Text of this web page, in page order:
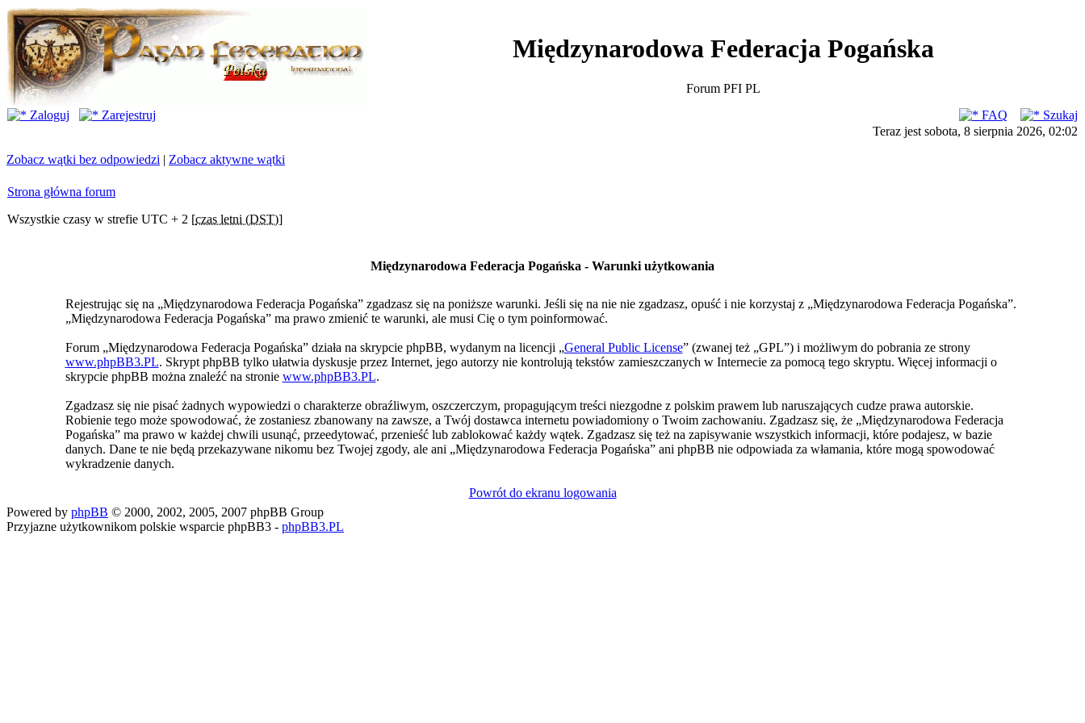
Międzynarodowa Federacja Pogańska
Forum PFI PL
Zaloguj
Zarejestruj FAQ
Szukaj
Teraz jest sobota, 8 sierpnia 2026, 02:02
Zobacz wątki bez odpowiedzi | Zobacz aktywne wątki
Strona główna forum
Wszystkie czasy w strefie UTC + 2 [czas letni (DST)]
Międzynarodowa Federacja Pogańska - Warunki użytkowania
Rejestrując się na „Międzynarodowa Federacja Pogańska” zgadzasz się na poniższe warunki. Jeśli się na nie nie zgadzasz, opuść i nie korzystaj z „Międzynarodowa Federacja Pogańska”.
„Międzynarodowa Federacja Pogańska” ma prawo zmienić te warunki, ale musi Cię o tym poinformować.
Forum „Międzynarodowa Federacja Pogańska” działa na skrypcie phpBB, wydanym na licencji „General Public License” (zwanej też „GPL”) i możliwym do pobrania ze strony
www.phpBB3.PL. Skrypt phpBB tylko ułatwia dyskusje przez Internet, jego autorzy nie kontrolują tekstów zamieszczanych w Internecie za pomocą tego skryptu. Więcej informacji o
skrypcie phpBB można znaleźć na stronie www.phpBB3.PL.
Zgadzasz się nie pisać żadnych wypowiedzi o charakterze obraźliwym, oszczerczym, propagującym treści niezgodne z polskim prawem lub naruszających cudze prawa autorskie.
Robienie tego może spowodować, że zostaniesz zbanowany na zawsze, a Twój dostawca internetu powiadomiony o Twoim zachowaniu. Zgadzasz się, że „Międzynarodowa Federacja
Pogańska” ma prawo w każdej chwili usunąć, przeedytować, przenieść lub zablokować każdy wątek. Zgadzasz się też na zapisywanie wszystkich informacji, które podajesz, w bazie
danych. Dane te nie będą przekazywane nikomu bez Twojej zgody, ale ani „Międzynarodowa Federacja Pogańska” ani phpBB nie odpowiada za włamania, które mogą spowodować
wykradzenie danych.
Powrót do ekranu logowania
Powered by phpBB © 2000, 2002, 2005, 2007 phpBB Group
Przyjazne użytkownikom polskie wsparcie phpBB3 - phpBB3.PL